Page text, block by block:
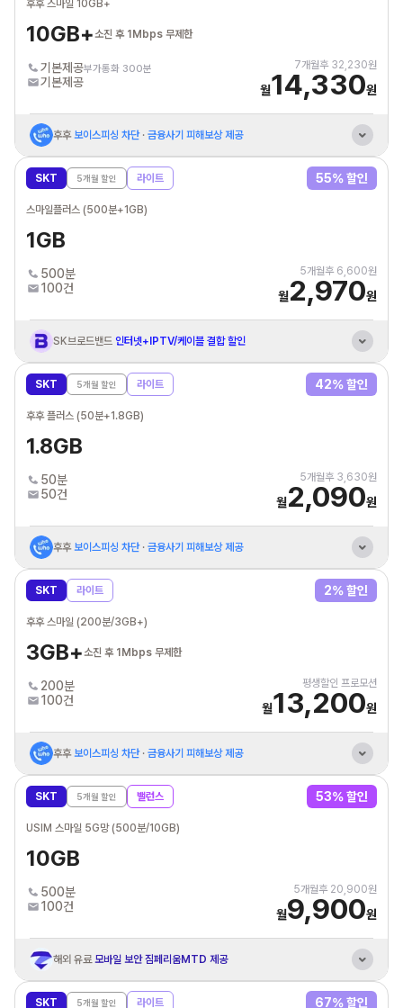
후후 스마일 10GB+
10GB+소진 후 1Mbps 무제한
기본제공부가통화 300분
기본제공
7개월후 32,230원
월14,330원
후후보이스피싱 차단· 금융사기 피해보상 제공
SK브로드밴드인터넷+IPTV/케이블 결합 할인
SKT 5개월 할인 라이트 55% 할인
스마일플러스 (500분+1GB)
1GB
500분
100건
5개월후 6,600원
월2,970원
SK브로드밴드 인터넷+IPTV/케이블 결합 할인
통신비 제휴카드 자동납부최대 3만원 할인혜택
SKT 5개월 할인 라이트 42% 할인
후후 플러스 (50분+1.8GB)
1.8GB
50분
50건
5개월후 3,630원
월2,090원
후후보이스피싱 차단· 금융사기 피해보상 제공
SK브로드밴드
SKT 라이트 2% 할인
후후 스마일 (200분/3GB+)
3GB+소진 후 1Mbps 무제한
200분
100건
평생할인 프로모션
월13,200원
후후보이스피싱 차단· 금융사기 피해보상 제공
해외 유료모바일 보안 짐페리움MTD 제공
SKT 5개월 할인 밸런스 53% 할인
USIM 스마일 5G망 (500분/10GB)
10GB
500분
100건
5개월후 20,900원
월9,900원
해외 유료모바일 보안 짐페리움MTD 제공
SKT
5개월 할인 라이트 67% 할인